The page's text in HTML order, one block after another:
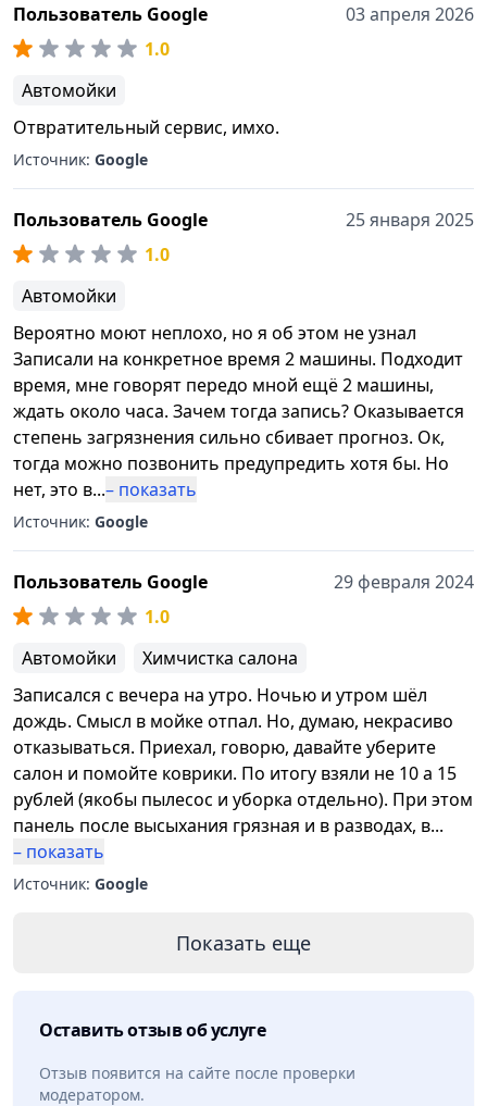
Пользователь Google
03 апреля 2026
1.0
Автомойки
Отвратительный сервис, имхо.
Источник: Google
Пользователь Google
25 января 2025
1.0
Автомойки
Вероятно моют неплохо, но я об этом не узнал
Записали на конкретное время 2 машины. Подходит
время, мне говорят передо мной ещё 2 машины,
ждать около часа. Зачем тогда запись? Оказывается
степень загрязнения сильно сбивает прогноз. Ок,
тогда можно позвонить предупредить хотя бы. Но
нет, это в...– показать
Источник: Google
Пользователь Google
29 февраля 2024
1.0
Автомойки
Химчистка салона
Записался с вечера на утро. Ночью и утром шёл
дождь. Смысл в мойке отпал. Но, думаю, некрасиво
отказываться. Приехал, говорю, давайте уберите
салон и помойте коврики. По итогу взяли не 10 а 15
рублей (якобы пылесос и уборка отдельно). При этом
панель после высыхания грязная и в разводах, в...
– показать
Источник: Google
Показать еще
Оставить отзыв об услуге
Отзыв появится на сайте после проверки
модератором.